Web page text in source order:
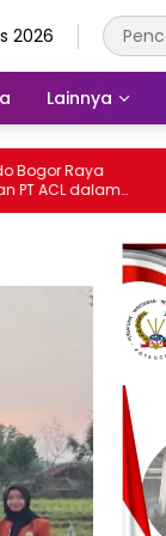
2026
Lainnya
385